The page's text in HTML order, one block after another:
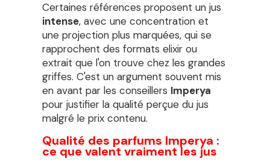
Certaines références proposent un jus
intense, avec une concentration et
une projection plus marquées, qui se
rapprochent des formats elixir ou
extrait que l'on trouve chez les grandes
griffes. C'est un argument souvent mis
en avant par les conseillers Imperya
pour justifier la qualité perçue du jus
malgré le prix contenu.
Qualité des parfums Imperya :
ce que valent vraiment les jus